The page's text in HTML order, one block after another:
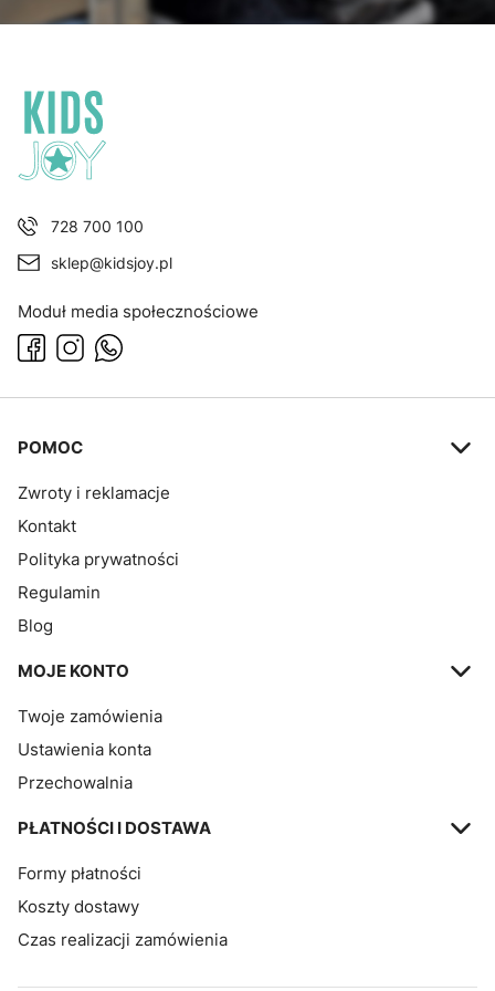
728 700 100
sklep@kidsjoy.pl
Moduł media społecznościowe
Linki w stopce
POMOC
Zwroty i reklamacje
Kontakt
Polityka prywatności
Regulamin
Blog
MOJE KONTO
Twoje zamówienia
Ustawienia konta
Przechowalnia
PŁATNOŚCI I DOSTAWA
Formy płatności
Koszty dostawy
Czas realizacji zamówienia